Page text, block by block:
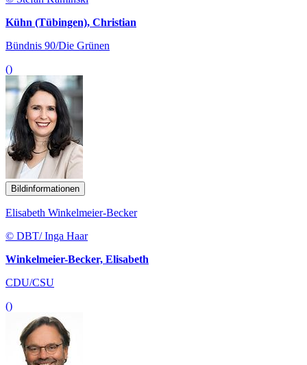
Kühn (Tübingen), Christian
Bündnis 90/Die Grünen
()
Bildinformationen
Elisabeth Winkelmeier-Becker
© DBT/ Inga Haar
Winkelmeier-Becker, Elisabeth
CDU/CSU
()